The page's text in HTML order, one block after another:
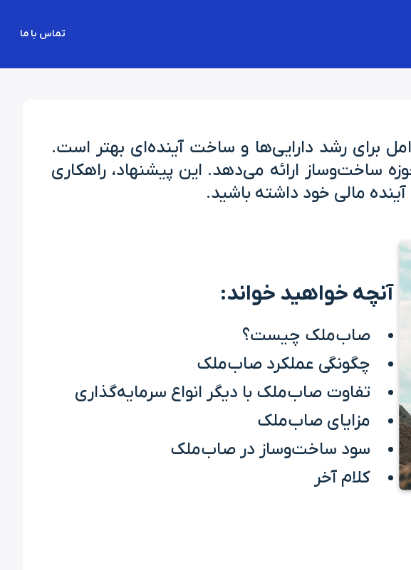
تماس با ما
برای رشد دارایی‌ها و ساخت آینده‌ای بهتر است.
ساخت‌وساز ارائه می‌دهد. این پیشنهاد، راهکاری
مالی خود داشته باشید.
آنچه خواهید خواند:
صاب‌ملک چیست؟
چگونگی عملکرد صاب‌ملک
تفاوت صاب‌ملک با دیگر انواع سرمایه‌گذاری
مزایای صاب‌ملک
سود ساخت‌وساز در صاب‌ملک
کلام آخر